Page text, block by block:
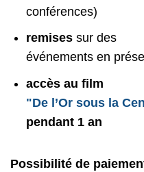
conférences)
remisessur des
événements en
accès au film
"De l’Or sous la
pendant 1 an
Possibilité de